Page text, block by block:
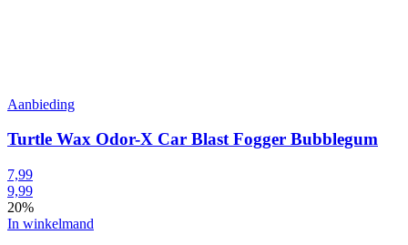
Aanbieding
Turtle Wax Odor-X Car Blast Fogger Bubblegum
7,99
9,99
20%
In winkelmand